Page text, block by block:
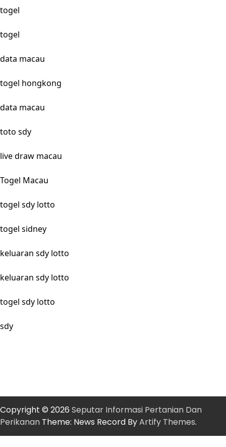
togel
togel
data macau
togel hongkong
data macau
toto sdy
live draw macau
Togel Macau
togel sdy lotto
togel sidney
keluaran sdy lotto
keluaran sdy lotto
togel sdy lotto
sdy
Copyright © 2026 Seputar Informasi Pertanian Dan
Perikanan Theme: News Record ByArtify Themes.